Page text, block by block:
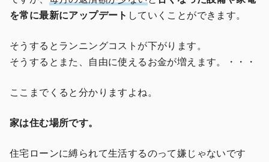
を常に最新にアップデート していくことができます。
そうするとランニングコストが下がります。
そうするとまた、自由に使えるお金が増えます。・・・
ここまでくると分かりますよね。
家は住む場所です。
住宅ローンに縛られて生活するのって嫌じゃないです